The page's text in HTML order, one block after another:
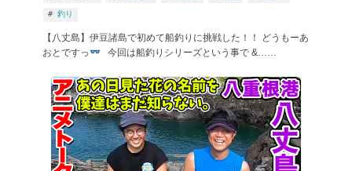
釣り
【八丈島】伊豆諸島で初めて船釣りに挑戦した！！ どうもーあ
おとですっ
今回は船釣りシリーズという事で &……